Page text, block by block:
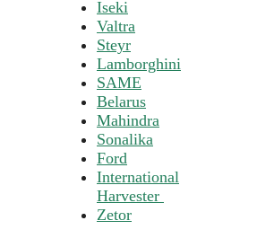
Iseki
Valtra
Steyr
Lamborghini
SAME
Belarus
Mahindra
Sonalika
Ford
International
Harvester
Zetor